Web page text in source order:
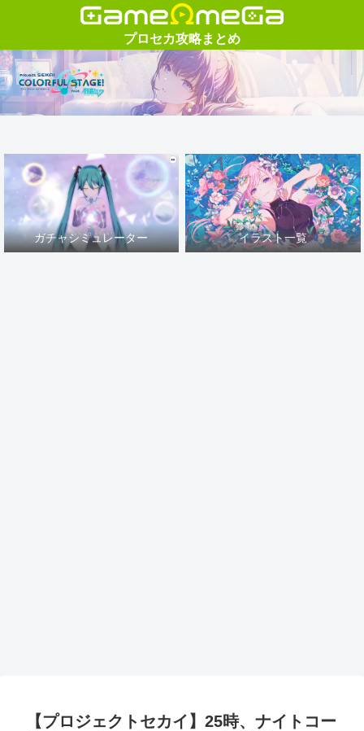
ガチャシミュレーター イラスト一覧
【プロジェクトセカイ】25時、ナイトコー